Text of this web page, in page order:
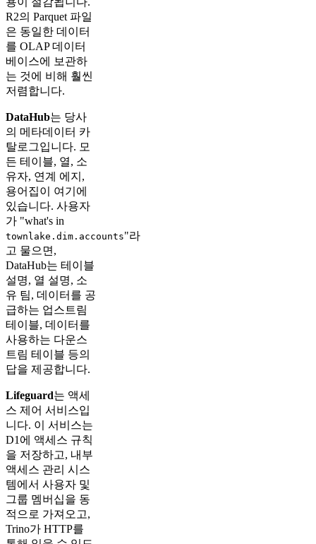
R2의 Parquet 파일
은 동일한 데이터
를 OLAP 데이터
베이스에 보관하
는 것에 비해 훨씬
저렴합니다.
DataHub는 당사
의 메타데이터 카
탈로그입니다. 모
든 테이블, 열, 소
유자, 연계 에지,
용어집이 여기에
있습니다. 사용자
가 "what's in
townlake.dim.accounts"라
고 물으면,
DataHub는 테이블
설명, 열 설명, 소
유 팀, 데이터를 공
급하는 업스트림
테이블, 데이터를
사용하는 다운스
트림 테이블 등의
답을 제공합니다.
Lifeguard는 액세
스 제어 서비스입
니다. 이 서비스는
D1에 액세스 규칙
을 저장하고, 내부
액세스 관리 시스
템에서 사용자 및
그룹 멤버십을 동
적으로 가져오고,
Trino가 HTTP를